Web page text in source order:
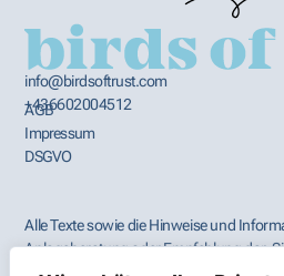
info@birdsoftrust.com
+436602004512
AGB
Impressum
DSGVO
Alle Texte sowie die Hinweise und
Anlageberatung oder Empfehlung dar.
Wissen und Gewissen aus öffentlich